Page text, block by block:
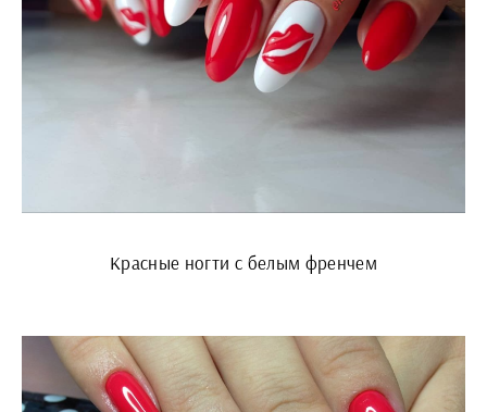
Красные ногти с белым френчем